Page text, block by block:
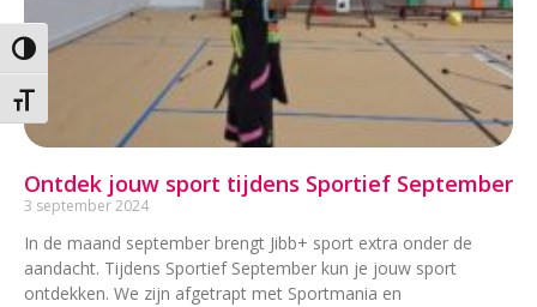
Keuze voor hoog contrast
Kies grootte van het lettertype
Ontdek jouw sport tijdens Sportief September
3 september 2024
In de maand september brengt Jibb+ sport extra onder de
aandacht. Tijdens Sportief September kun je jouw sport
ontdekken. We zijn afgetrapt met Sportmania en